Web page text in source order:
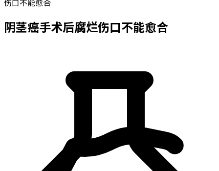
伤口不能愈合
阴茎癌手术后腐烂伤口不能愈合